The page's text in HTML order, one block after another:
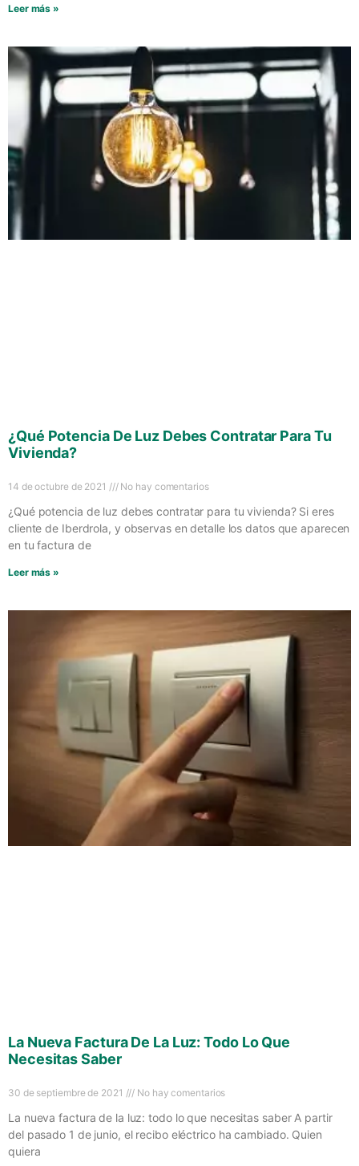
Leer más »
¿Qué Potencia De Luz Debes Contratar Para Tu
Vivienda?
14 de octubre de 2021 No hay comentarios
¿Qué potencia de luz debes contratar para tu vivienda? Si eres
cliente de Iberdrola, y observas en detalle los datos que aparecen
en tu factura de
Leer más »
La Nueva Factura De La Luz: Todo Lo Que
Necesitas Saber
30 de septiembre de 2021 No hay comentarios
La nueva factura de la luz: todo lo que necesitas saber A partir
del pasado 1 de junio, el recibo eléctrico ha cambiado. Quien
quiera